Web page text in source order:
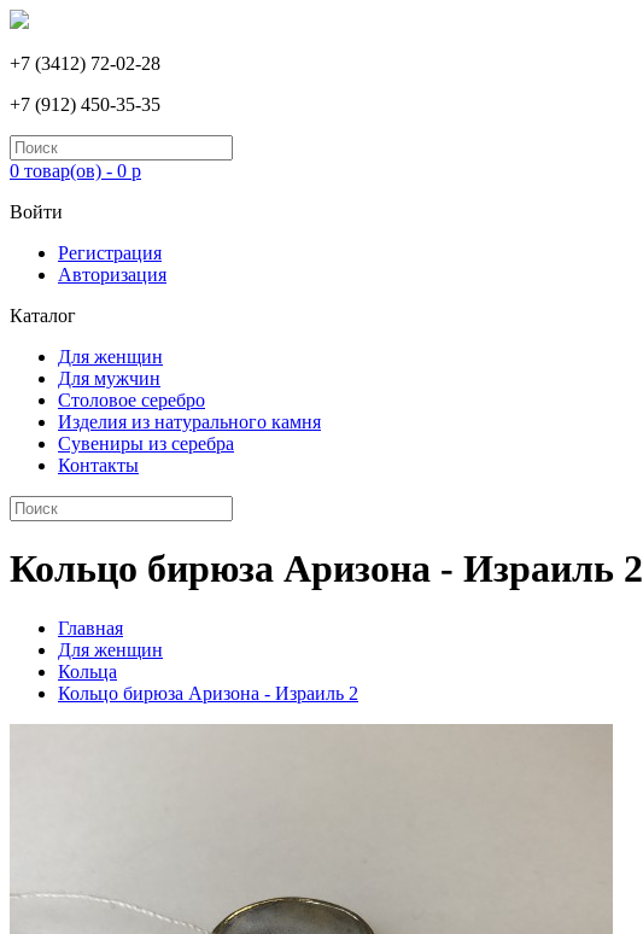
+7 (3412) 72-02-28
+7 (912) 450-35-35
0 товар(ов) - 0 р
Войти
Регистрация
Авторизация
Каталог
Для женщин
Для мужчин
Столовое серебро
Изделия из натурального камня
Сувениры из серебра
Контакты
Кольцо бирюза Аризона - Израиль 2
Главная
Для женщин
Кольца
Кольцо бирюза Аризона - Израиль 2